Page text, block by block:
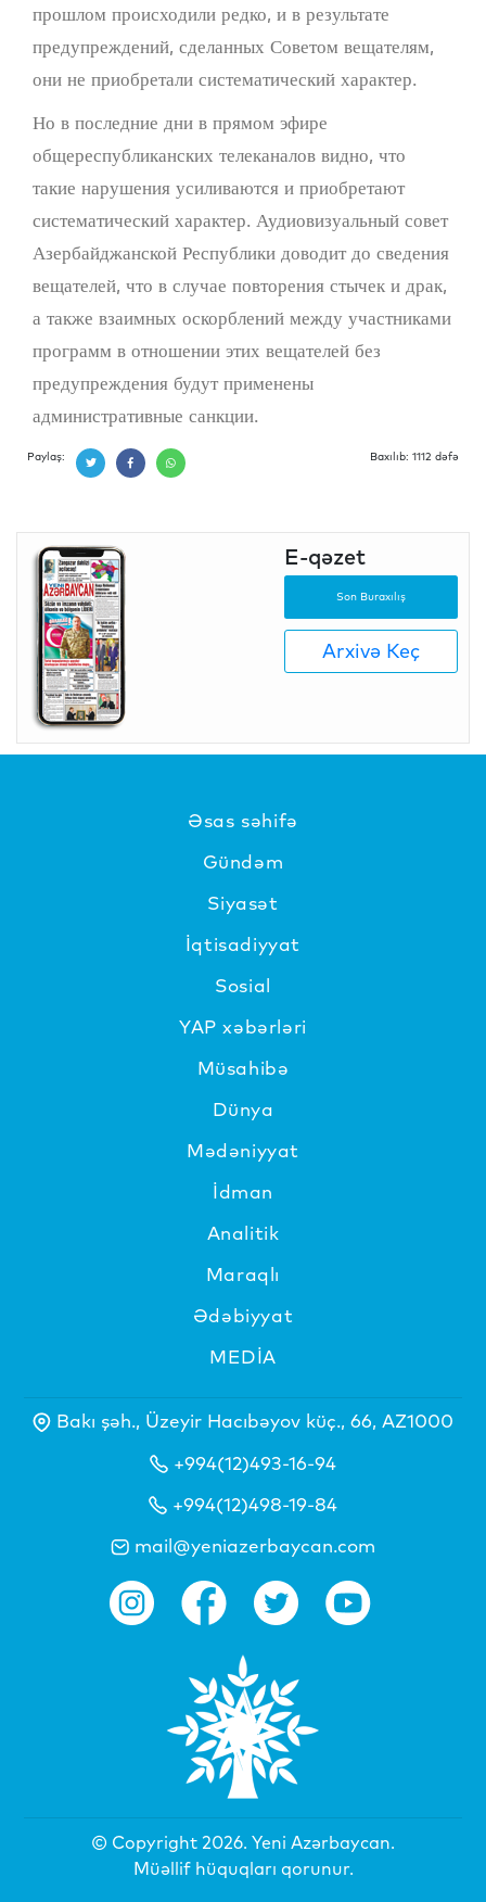
прошлом происходили редко, и в результате
предупреждений, сделанных Советом вещателям,
они не приобретали систематический характер.
Но в последние дни в прямом эфире
общереспубликанских телеканалов видно, что
такие нарушения усиливаются и приобретают
систематический характер. Аудиовизуальный совет
Азербайджанской Республики доводит до сведения
вещателей, что в случае повторения стычек и драк,
а также взаимных оскорблений между участниками
программ в отношении этих вещателей без
предупреждения будут применены
административные санкции.
Paylaş: Baxılıb: 1112 dəfə
E-qəzet
Son Buraxılış
Arxivə Keç
Əsas səhifə
Gündəm
Siyasət
İqtisadiyyat
Sosial
YAP xəbərləri
Müsahibə
Dünya
Mədəniyyat
İdman
Analitik
Maraqlı
Ədəbiyyat
MEDİA
Bakı şəh., Üzeyir Hacıbəyov küç., 66, AZ1000
+994(12)493-16-94
+994(12)498-19-84
mail@yeniazerbaycan.com
© Copyright 2026. Yeni Azərbaycan.
Müəllif hüquqları qorunur.